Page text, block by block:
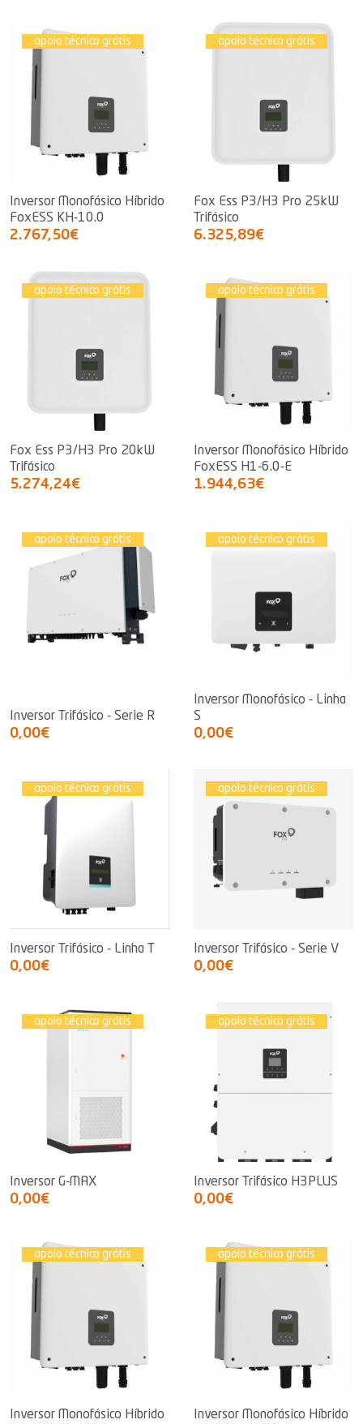
apoio técnico grátis
Inversor Monofásico Híbrido
FoxESS KH-10.0
2.767,50€
apoio técnico grátis
Fox Ess P3/H3 Pro 25kW
Trifásico
6.325,89€
apoio técnico grátis
Fox Ess P3/H3 Pro 20kW
Trifásico
5.274,24€
apoio técnico grátis
Inversor Monofásico Híbrido
FoxESS H1-6.0-E
1.944,63€
apoio técnico grátis
Inversor Trifásico - Serie R
0,00€
apoio técnico grátis
Inversor Monofásico - Linha
S
0,00€
apoio técnico grátis
Inversor Trifásico - Linha T
0,00€
apoio técnico grátis
Inversor Trifásico - Serie V
0,00€
apoio técnico grátis
Inversor G-MAX
0,00€
apoio técnico grátis
Inversor Trifásico H3PLUS
0,00€
apoio técnico grátis
Inversor Monofásico Híbrido
apoio técnico grátis
Inversor Monofásico Híbrido